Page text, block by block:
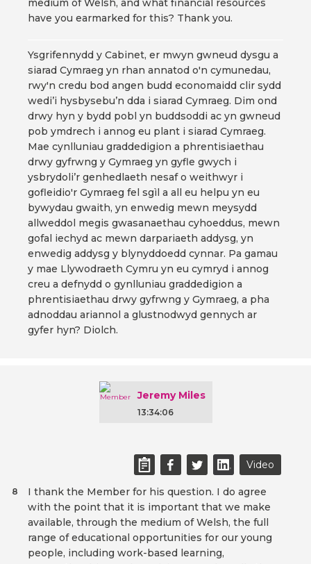
medium of Welsh, and what financial resources
have you earmarked for this? Thank you.
Ysgrifennydd y Cabinet, er mwyn gwneud dysgu a
siarad Cymraeg yn rhan annatod o'n cymunedau,
rwy'n credu bod angen budd economaidd clir sydd
wedi’i hysbysebu’n dda i siarad Cymraeg. Dim ond
drwy hyn y bydd pobl yn buddsoddi ac yn gwneud
pob ymdrech i annog eu plant i siarad Cymraeg.
Mae cynlluniau graddedigion a phrentisiaethau
drwy gyfrwng y Gymraeg yn gyfle gwych i
ysbrydoli’r genhedlaeth nesaf o weithwyr i
gofleidio'r Gymraeg fel sgìl a all eu helpu yn eu
bywydau gwaith, yn enwedig mewn meysydd
allweddol megis gwasanaethau cyhoeddus, mewn
gofal iechyd ac mewn darpariaeth addysg, yn
enwedig addysg y blynyddoedd cynnar. Pa gamau
y mae Llywodraeth Cymru yn eu cymryd i annog
creu a defnydd o gynlluniau graddedigion a
phrentisiaethau drwy gyfrwng y Gymraeg, a pha
adnoddau ariannol a glustnodwyd gennych ar
gyfer hyn? Diolch.
Jeremy Miles
13:34:06
Video
I thank the Member for his question. I do agree
with the point that it is important that we make
available, through the medium of Welsh, the full
range of educational opportunities for our young
people, including work-based learning,
8